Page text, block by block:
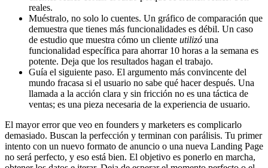
reales.
Muéstralo, no solo lo cuentes. Un gráfico de comparación que
demuestra que tienes más funcionalidades es débil. Un caso
de estudio que muestra cómo un cliente utilizó una
funcionalidad específica para ahorrar 10 horas a la semana es
potente. Deja que los resultados hagan el trabajo.
Guía el siguiente paso. El argumento más convincente del
mundo fracasa si el usuario no sabe qué hacer después. Una
llamada a la acción clara y sin fricción no es una táctica de
ventas; es una pieza necesaria de la experiencia de usuario.
El mayor error que veo en founders y marketers es complicarlo
demasiado. Buscan la perfección y terminan con parálisis. Tu primer
intento con un nuevo formato de anuncio o una nueva Landing Page
no será perfecto, y eso está bien. El objetivo es ponerlo en marcha,